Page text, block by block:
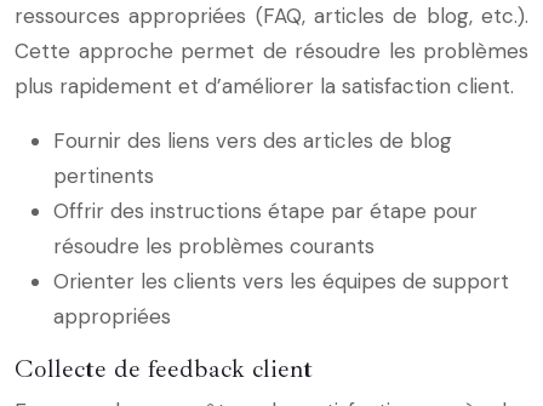
ressources appropriées (FAQ, articles de blog, etc.).
Cette approche permet de résoudre les problèmes
plus rapidement et d’améliorer la satisfaction client.
Fournir des liens vers des articles de blog
pertinents
Offrir des instructions étape par étape pour
résoudre les problèmes courants
Orienter les clients vers les équipes de support
appropriées
Collecte de feedback client